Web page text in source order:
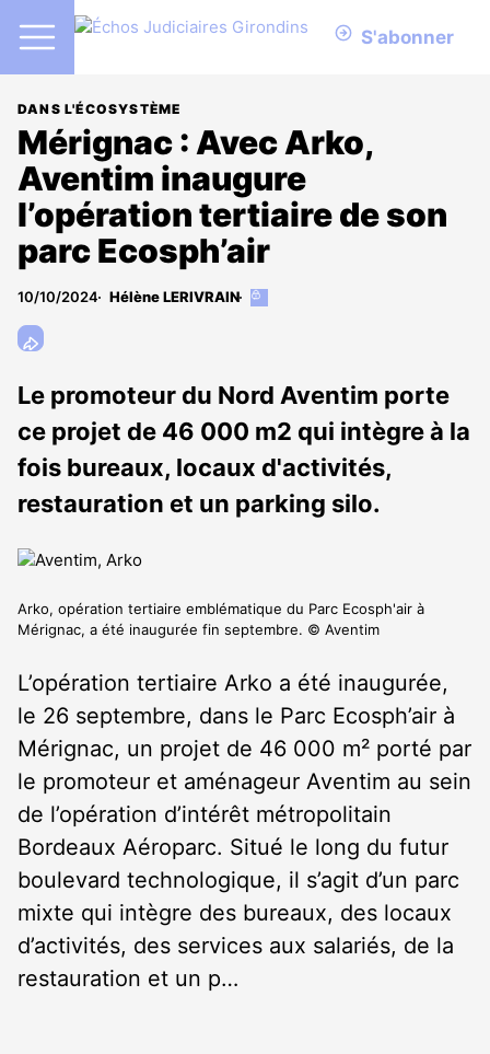
S'abonner
DANS L'ÉCOSYSTÈME
Mérignac : Avec Arko,
Aventim inaugure
l’opération tertiaire de son
parc Ecosph’air
10/10/2024 Hélène LERIVRAIN
Cet
abonnés
Le promoteur du Nord Aventim porte
ce projet de 46 000 m2 qui intègre à la
fois bureaux, locaux d'activités,
restauration et un parking silo.
Arko, opération tertiaire emblématique du Parc Ecosph'air à
Mérignac, a été inaugurée fin septembre. © Aventim
L’opération tertiaire Arko a été inaugurée,
le 26 septembre, dans le Parc Ecosph’air à
Mérignac, un projet de 46 000 m² porté par
le promoteur et aménageur Aventim au sein
de l’opération d’intérêt métropolitain
Bordeaux Aéroparc. Situé le long du futur
boulevard technologique, il s’agit d’un parc
mixte qui intègre des bureaux, des locaux
d’activités, des services aux salariés, de la
restauration et un p…